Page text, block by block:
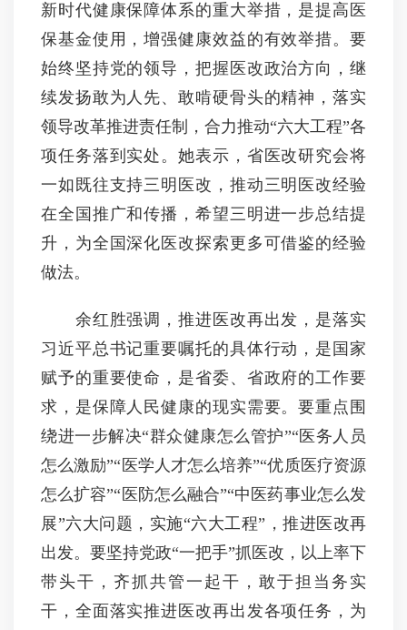
新时代健康保障体系的重大举措，是提高医
保基金使用，增强健康效益的有效举措。要
始终坚持党的领导，把握医改政治方向，继
续发扬敢为人先、敢啃硬骨头的精神，落实
领导改革推进责任制，合力推动“六大工程”各
项任务落到实处。她表示，省医改研究会将
一如既往支持三明医改，推动三明医改经验
在全国推广和传播，希望三明进一步总结提
升，为全国深化医改探索更多可借鉴的经验
做法。
余红胜强调，推进医改再出发，是落实
习近平总书记重要嘱托的具体行动，是国家
赋予的重要使命，是省委、省政府的工作要
求，是保障人民健康的现实需要。要重点围
绕进一步解决“群众健康怎么管护”“医务人员
怎么激励”“医学人才怎么培养”“优质医疗资源
怎么扩容”“医防怎么融合”“中医药事业怎么发
展”六大问题，实施“六大工程”，推进医改再
出发。要坚持党政“一把手”抓医改，以上率下
带头干，齐抓共管一起干，敢于担当务实
干，全面落实推进医改再出发各项任务，为